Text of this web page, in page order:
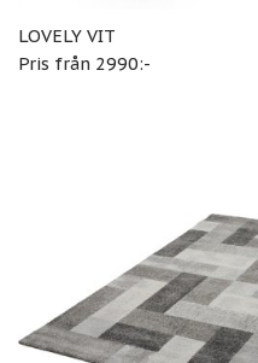
LOVELY VIT
Pris från 2990:-